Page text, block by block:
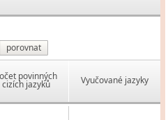
porovnat
povinných
cizích jazyků Vyučované jazyky